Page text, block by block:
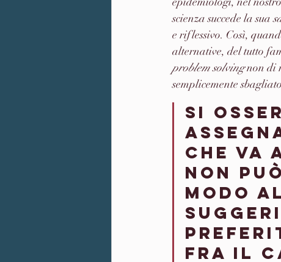
scienza succede la sua
e riflessivo. Così,
alternative, del tutto
problem solving non di
semplicemente
Si
che va
non
modo
fra il